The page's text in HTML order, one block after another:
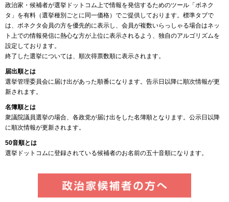
政治家・候補者が選挙ドットコム上で情報を発信するためのツール「ボネク
タ」を有料（選挙種別ごとに同一価格）でご提供しております。標準タブで
は、ボネクタ会員の方を優先的に表示し、会員が複数いらっしゃる場合はネッ
ト上での情報発信に熱心な方が上位に表示されるよう、独自のアルゴリズムを
設定しております。
終了した選挙については、順次得票数順に表示されます。
届出順とは
選挙管理委員会に届け出があった順番になります。告示日以降に順次情報が更
新されます。
名簿順とは
衆議院議員選挙の場合、各政党が届け出をした名簿順となります。公示日以降
に順次情報が更新されます。
50音順とは
選挙ドットコムに登録されている候補者のお名前の五十音順になります。